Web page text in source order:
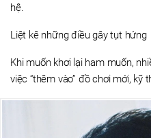
hệ.
Liệt kê những điều gây tụt hứng
Khi muốn khơi lại ham muốn,
việc “thêm vào” đồ chơi mới, kỹ